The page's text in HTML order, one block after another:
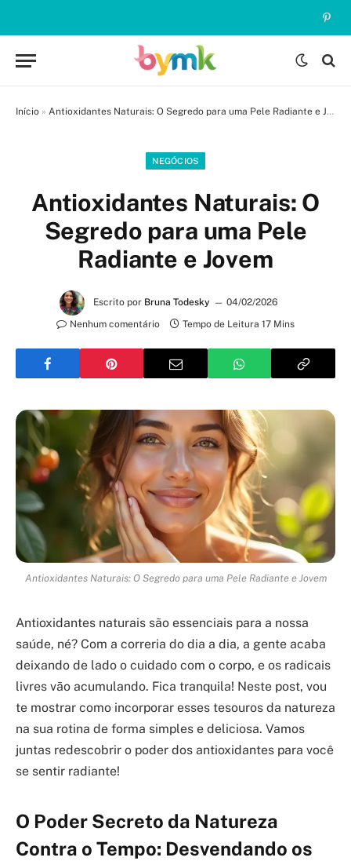
Início » Antioxidantes Naturais: O Segredo para uma Pele Radiante e Jovem
NEGÓCIOS
Antioxidantes Naturais: O
Segredo para uma Pele
Radiante e Jovem
Escrito por Bruna Todesky
04/02/2026
Nenhum comentário
Tempo de Leitura 17 Mins
Antioxidantes Naturais: O Segredo para uma Pele Radiante e Jovem
Antioxidantes naturais são essenciais para a nossa
saúde, né? Com a correria do dia a dia, a gente acaba
deixando de lado o cuidado com o corpo, e os radicais
livres vão acumulando. Fica tranquila! Neste post, vou
te mostrar como incorporar esses tesouros da natureza
na sua rotina de forma simples e deliciosa. Vamos
juntas redescobrir o poder dos antioxidantes para você
se sentir radiante!
O Poder Secreto da Natureza
Contra o Tempo: Desvendando os